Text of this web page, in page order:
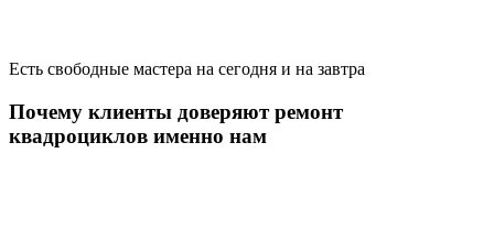
Есть свободные мастера на сегодня и на завтра
Почему клиенты доверяют ремонт
квадроциклов именно нам